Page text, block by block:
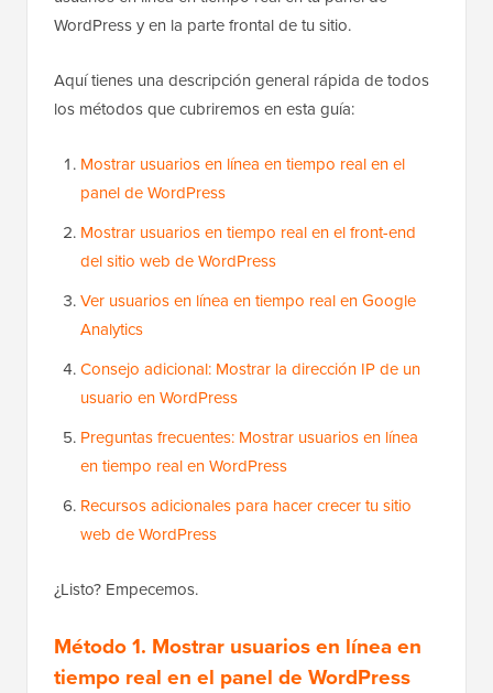
WordPress y en la parte frontal de tu sitio.
Aquí tienes una descripción general rápida de todos
los métodos que cubriremos en esta guía:
Mostrar usuarios en línea en tiempo real en el
panel de WordPress
Mostrar usuarios en tiempo real en el front-end
del sitio web de WordPress
Ver usuarios en línea en tiempo real en Google
Analytics
Consejo adicional: Mostrar la dirección IP de un
usuario en WordPress
Preguntas frecuentes: Mostrar usuarios en línea
en tiempo real en WordPress
Recursos adicionales para hacer crecer tu sitio
web de WordPress
¿Listo? Empecemos.
Método 1. Mostrar usuarios en línea en
tiempo real en el panel de WordPress